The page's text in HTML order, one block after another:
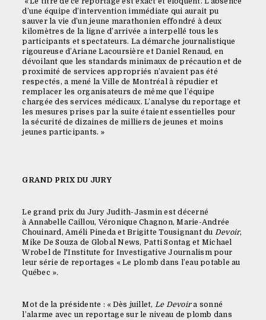
d’une équipe d’intervention immédiate qui aurait pu
sauver la vie d’un jeune marathonien effondré à deux
kilomètres de la ligne d’arrivée a interpellé tous les
participants et spectateurs. La démarche journalistique
rigoureuse d’Ariane Lacoursière et Daniel Renaud, en
dévoilant que les standards minimaux de précaution et de
proximité de services appropriés n’avaient pas été
respectés, a mené la Ville de Montréal à répudier et
remplacer les organisateurs de même que l’équipe
chargée des services médicaux. L’analyse du reportage et
les mesures prises par la suite étaient essentielles pour
la sécurité de dizaines de milliers de jeunes et moins
jeunes participants. »
GRAND PRIX DU JURY
Le grand prix du Jury Judith-Jasmin est décerné
à Annabelle Caillou, Véronique Chagnon, Marie-Andrée
Chouinard, Améli Pineda et Brigitte Tousignant du Devoir,
Mike De Souza de Global News, Patti Sontag et Michael
Wrobel de l'Institute for Investigative Journalism pour
leur série de reportages « Le plomb dans l’eau potable au
Québec ».
Mot de la présidente : « Dès juillet, Le Devoira sonné
l’alarme avec un reportage sur le niveau de plomb dans